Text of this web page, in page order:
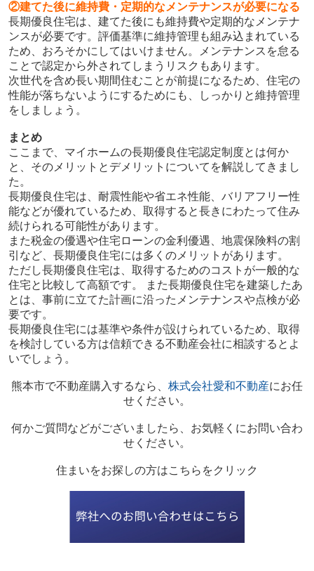
②建てた後に維持費・定期的なメンテナンスが必要になる
長期優良住宅は、建てた後にも維持費や定期的なメンテナ
ンスが必要です。評価基準に維持管理も組み込まれている
ため、おろそかにしてはいけません。メンテナンスを怠る
ことで認定から外されてしまうリスクもあります。
次世代を含め長い期間住むことが前提になるため、住宅の
性能が落ちないようにするためにも、しっかりと維持管理
をしましょう。
まとめ
ここまで、マイホームの長期優良住宅認定制度とは何か
と、そのメリットとデメリットについてを解説してきまし
た。
長期優良住宅は、耐震性能や省エネ性能、バリアフリー性
能などが優れているため、取得すると長きにわたって住み
続けられる可能性があります。
また税金の優遇や住宅ローンの金利優遇、地震保険料の割
引など、長期優良住宅には多くのメリットがあります。
ただし長期優良住宅は、取得するためのコストが一般的な
住宅と比較して高額です。 また長期優良住宅を建築したあ
とは、事前に立てた計画に沿ったメンテナンスや点検が必
要です。
長期優良住宅には基準や条件が設けられているため、取得
を検討している方は信頼できる不動産会社に相談するとよ
いでしょう。
熊本市で不動産購入するなら、 株式会社愛和不動産にお任
せください。
何かご質問などがございましたら、お気軽くにお問い合わ
せください。
住まいをお探しの方はこちらをクリック